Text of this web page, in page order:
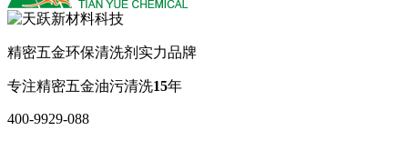
精密五金环保清洗剂实力品牌
专注精密五金油污清洗15年
400-9929-088